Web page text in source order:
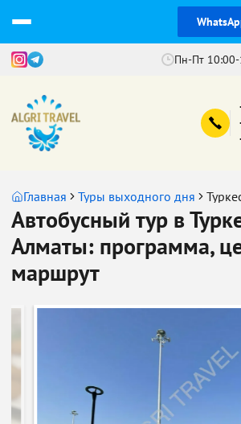
Пн-Пт
Главная Туры выходного дня
Автобусный тур в
Алматы: программа,
маршрут